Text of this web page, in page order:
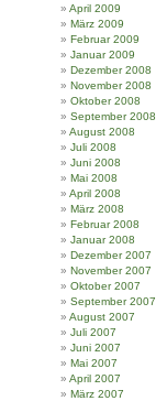
April 2009
März 2009
Februar 2009
Januar 2009
Dezember 2008
November 2008
Oktober 2008
September 2008
August 2008
Juli 2008
Juni 2008
Mai 2008
April 2008
März 2008
Februar 2008
Januar 2008
Dezember 2007
November 2007
Oktober 2007
September 2007
August 2007
Juli 2007
Juni 2007
Mai 2007
April 2007
März 2007